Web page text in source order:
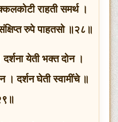
राहती समर्थ ।
रुपे पाहतसो ॥२८॥
येती भक्त दोन ।
। दर्शन घेती स्वामींचे ॥